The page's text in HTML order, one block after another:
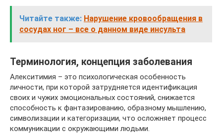
Читайте также: Нарушение кровообращения в
сосудах ног – все о данном виде инсульта
Терминология, концепция заболевания
Алекситимия – это психологическая особенность
личности, при которой затрудняется идентификация
своих и чужих эмоциональных состояний, снижается
способность к фантазированию, образному мышлению,
символизации и категоризации, что осложняет процесс
коммуникации с окружающими людьми.